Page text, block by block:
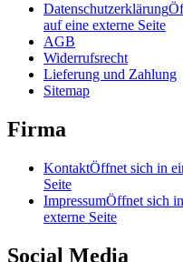
Datenschutzerklärung
auf eine externe Seite
AGB
Widerrufsrecht
Lieferung und Zahlung
Sitemap
Firma
KontaktÖffnet sich in
Seite
ImpressumÖffnet sich
externe Seite
Social Media